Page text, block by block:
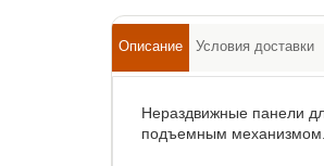
Описание Условия доставки
Нераздвижные панели
подъемным механизмом.